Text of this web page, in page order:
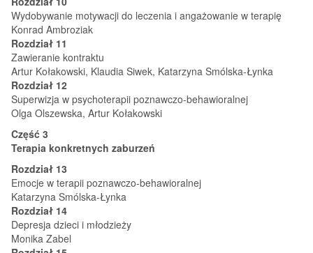
Wydobywanie motywacji do leczenia i angażowanie w terapię
Konrad Ambroziak
Rozdział 11
Zawieranie kontraktu
Artur Kołakowski, Klaudia Siwek, Katarzyna Smólska-Łynka
Rozdział 12
Superwizja w psychoterapii poznawczo-behawioralnej
Olga Olszewska, Artur Kołakowski
Część 3
Terapia konkretnych zaburzeń
Rozdział 13
Emocje w terapii poznawczo-behawioralnej
Katarzyna Smólska-Łynka
Rozdział 14
Depresja dzieci i młodzieży
Monika Zabel